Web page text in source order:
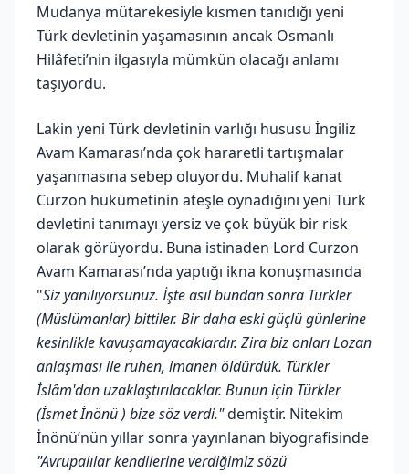
Mudanya mütarekesiyle kısmen tanıdığı yeni
Türk devletinin yaşamasının ancak Osmanlı
Hilâfeti’nin ilgasıyla mümkün olacağı anlamı
taşıyordu.
Lakin yeni Türk devletinin varlığı hususu İngiliz
Avam Kamarası’nda çok hararetli tartışmalar
yaşanmasına sebep oluyordu. Muhalif kanat
Curzon hükümetinin ateşle oynadığını yeni Türk
devletini tanımayı yersiz ve çok büyük bir risk
olarak görüyordu. Buna istinaden Lord Curzon
Avam Kamarası’nda yaptığı ikna konuşmasında
"Siz yanılıyorsunuz. İşte asıl bundan sonra Türkler
(Müslümanlar) bittiler. Bir daha eski güçlü günlerine
kesinlikle kavuşamayacaklardır. Zira biz onları Lozan
anlaşması ile ruhen, imanen öldürdük. Türkler
İslâm'dan uzaklaştırılacaklar. Bunun için Türkler
(İsmet İnönü ) bize söz verdi."demiştir. Nitekim
İnönü’nün yıllar sonra yayınlanan biyografisinde
"Avrupalılar kendilerine verdiğimiz sözü